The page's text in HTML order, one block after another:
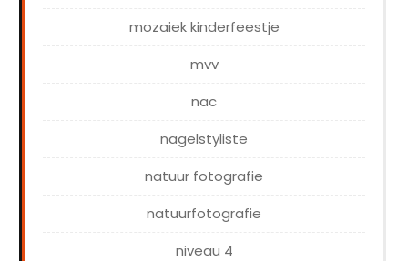
mozaiek kinderfeestje
mvv
nac
nagelstyliste
natuur fotografie
natuurfotografie
niveau 4